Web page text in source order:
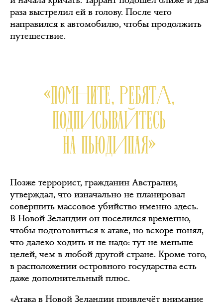
раза выстрелил ей в голову. После чего
направился к автомобилю, чтобы продолжить
путешествие.
«ПОМНИТЕ, РЕБЯТА,
ПОДПИСЫВАЙТЕСЬ
НА ПЬЮДИПАЯ»
Позже террорист, гражданин Австралии,
утверждал, что изначально не планировал
совершить массовое убийство именно здесь.
В Новой Зеландии он поселился временно,
чтобы подготовиться к атаке, но вскоре понял,
что далеко ходить и не надо: тут не меньше
целей, чем в любой другой стране. Кроме того,
в расположении островного государства есть
даже дополнительный плюс.
«Атака в Новой Зеландии привлечёт внимание